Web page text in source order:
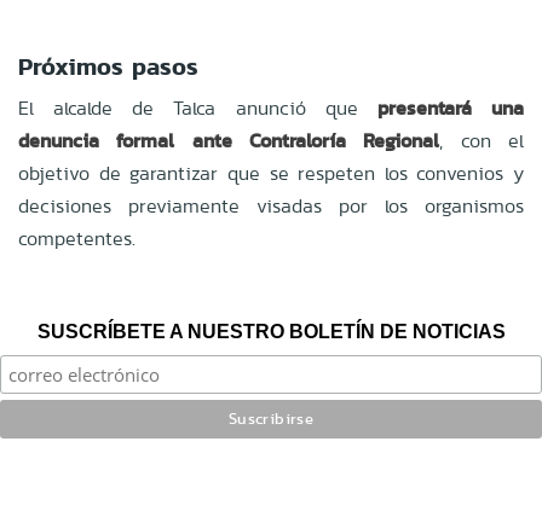
Próximos pasos
El alcalde de Talca anunció que presentará una
denuncia formal ante Contraloría Regional, con el
objetivo de garantizar que se respeten los convenios y
decisiones previamente visadas por los organismos
competentes.
SUSCRÍBETE A NUESTRO BOLETÍN DE NOTICIAS